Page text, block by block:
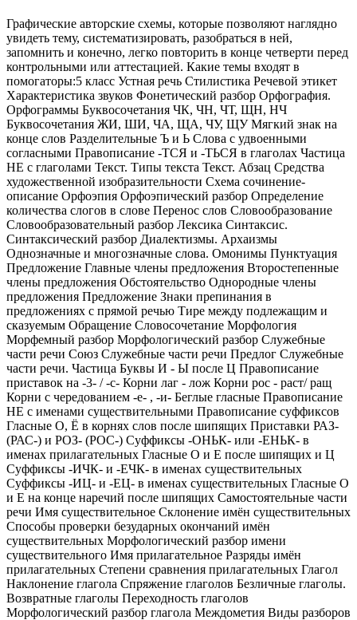
Графические авторские cхемы, которые позволяют наглядно
увидеть тему, систематизировать, разобраться в ней,
запомнить и конечно, легко повторить в конце четверти перед
контрольными или аттестацией. Какие темы входят в
помогаторы:5 класс Устная речь Стилистика Речевой этикет
Характеристика звуков Фонетический разбор Орфография.
Орфограммы Буквосочетания ЧК, ЧН, ЧТ, ЩН, НЧ
Буквосочетания ЖИ, ШИ, ЧА, ЩА, ЧУ, ЩУ Мягкий знак на
конце слов Разделительные Ъ и Ь Слова с удвоенными
согласными Правописание -ТСЯ и -ТЬСЯ в глаголах Частица
НЕ с глаголами Текст. Типы текста Текст. Абзац Средства
художественной изобразительности Схема сочинение-
описание Орфоэпия Орфоэпический разбор Определение
количества слогов в слове Перенос слов Словообразование
Словообразовательный разбор Лексика Синтаксис.
Синтаксический разбор Диалектизмы. Архаизмы
Однозначные и многозначные слова. Омонимы Пунктуация
Предложение Главные члены предложения Второстепенные
члены предложения Обстоятельство Однородные члены
предложения Предложение Знаки препинания в
предложениях с прямой речью Тире между подлежащим и
сказуемым Обращение Словосочетание Морфология
Морфемный разбор Морфологический разбор Служебные
части речи Союз Служебные части речи Предлог Служебные
части речи. Частица Буквы И - Ы после Ц Правописание
приставок на -3- / -с- Корни лаг - лож Корни рос - раст/ ращ
Корни с чередованием -е- , -и- Беглые гласные Правописание
НЕ с именами существительными Правописание суффиксов
Гласные О, Ё в корнях слов после шипящих Приставки РАЗ-
(РАС-) и РОЗ- (РОС-) Суффиксы -ОНЬК- или -ЕНЬК- в
именах прилагательных Гласные О и Е после шипящих и Ц
Суффиксы -ИЧК- и -ЕЧК- в именах существительных
Суффиксы -ИЦ- и -ЕЦ- в именах существительных Гласные О
и Е на конце наречий после шипящих Самостоятельные части
речи Имя существительное Склонение имён существительных
Способы проверки безударных окончаний имён
существительных Морфологический разбор имени
существительного Имя прилагательное Разряды имён
прилагательных Степени сравнения прилагательных Глагол
Наклонение глагола Спряжение глаголов Безличные глаголы.
Возвратные глаголы Переходность глаголов
Морфологический разбор глагола Междометия Виды разборов